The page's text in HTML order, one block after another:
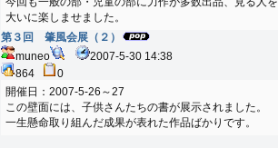
大いに楽しませました。
第３回 肇風会展（２）
muneo
2007-5-30 14:38
864
0
開催日：2007-5-26～27
この壁面には、子供さんたちの書が展示されました。
一生懸命取り組んだ成果が表れた作品ばかりです。